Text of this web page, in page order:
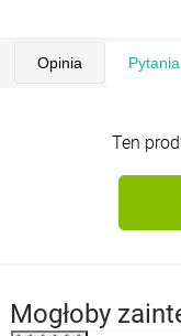
Opinia Pytania
Ten
Mogłoby